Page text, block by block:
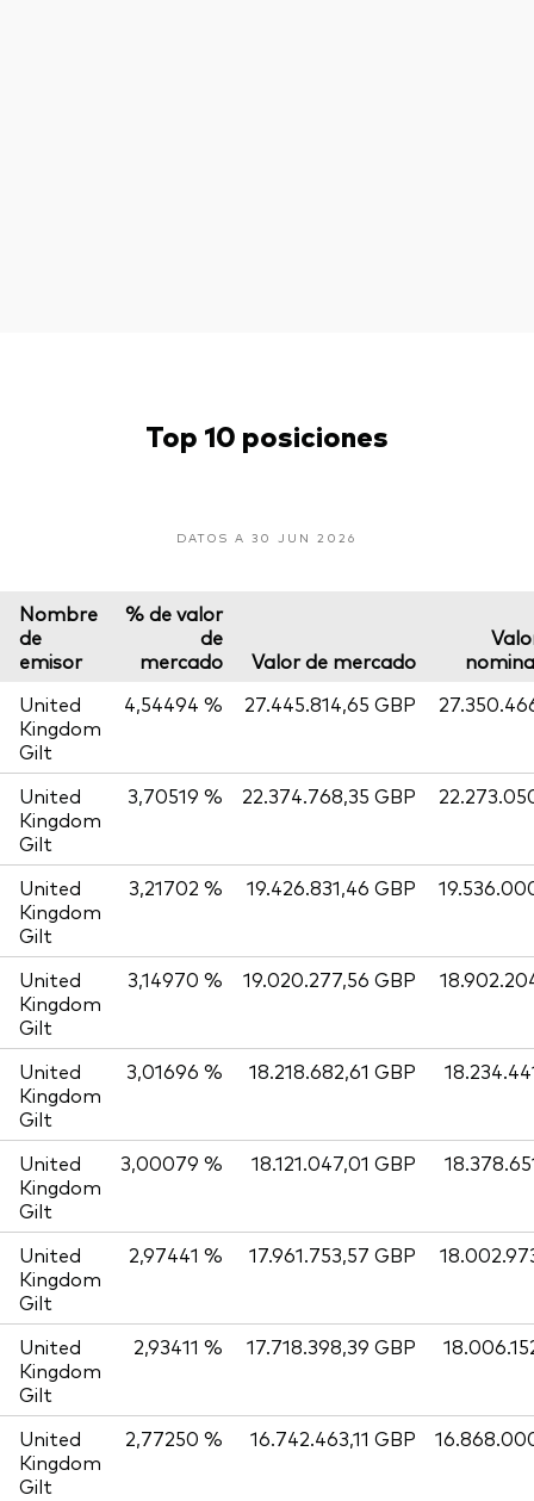
Top 10 posiciones
DATOS A 30 JUN 2026
Nombre
de
emisor
% de valor
de
mercado
Valor de mercado
United
Kingdom
Gilt
4,54494 % 27.445.814,65 GBP
United
Kingdom
Gilt
3,70519 % 22.374.768,35 GBP
United
Kingdom
Gilt
3,21702 % 19.426.831,46 GBP
United
Kingdom
Gilt
3,14970 % 19.020.277,56 GBP
United
Kingdom
Gilt
3,01696 % 18.218.682,61 GBP
United
Kingdom
Gilt
3,00079 % 18.121.047,01 GBP
United
Kingdom
Gilt
2,97441 % 17.961.753,57 GBP
United
Kingdom
Gilt
2,93411 % 17.718.398,39 GBP
United
Kingdom
Gilt
2,77250 % 16.742.463,11 GBP